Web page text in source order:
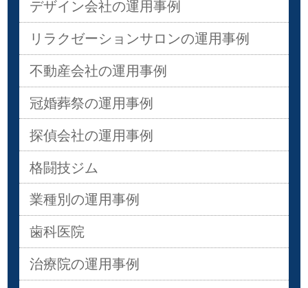
デザイン会社の運用事例
リラクゼーションサロンの運用事例
不動産会社の運用事例
冠婚葬祭の運用事例
探偵会社の運用事例
格闘技ジム
業種別の運用事例
歯科医院
治療院の運用事例